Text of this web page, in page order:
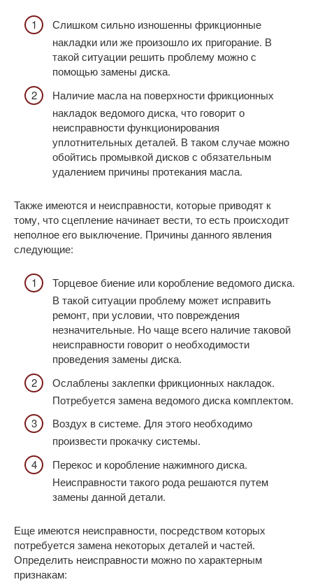
Слишком сильно изношенны фрикционные
накладки или же произошло их пригорание. В
такой ситуации решить проблему можно с
помощью замены диска.
Наличие масла на поверхности фрикционных
накладок ведомого диска, что говорит о
неисправности функционирования
уплотнительных деталей. В таком случае можно
обойтись промывкой дисков с обязательным
удалением причины протекания масла.
Также имеются и неисправности, которые приводят к
тому, что сцепление начинает вести, то есть происходит
неполное его выключение. Причины данного явления
следующие:
Торцевое биение или коробление ведомого диска.
В такой ситуации проблему может исправить
ремонт, при условии, что повреждения
незначительные. Но чаще всего наличие таковой
неисправности говорит о необходимости
проведения замены диска.
Ослаблены заклепки фрикционных накладок.
Потребуется замена ведомого диска комплектом.
Воздух в системе. Для этого необходимо
произвести прокачку системы.
Перекос и коробление нажимного диска.
Неисправности такого рода решаются путем
замены данной детали.
Еще имеются неисправности, посредством которых
потребуется замена некоторых деталей и частей.
Определить неисправности можно по характерным
признакам: